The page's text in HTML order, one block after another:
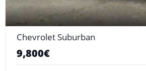
Chevrolet Suburban
9,800€